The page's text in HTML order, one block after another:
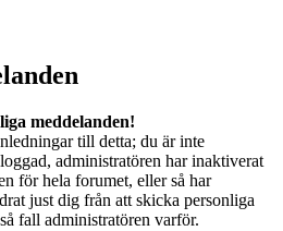
meddelanden!
till detta; du är inte
administratören har inaktiverat
för hela forumet, eller så har
just dig från att skicka personliga
fall administratören varför.